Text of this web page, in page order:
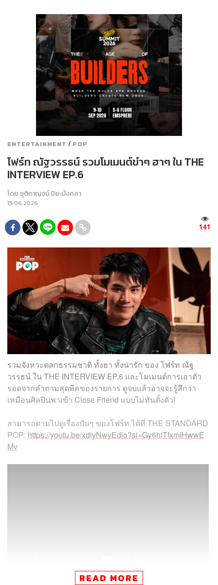
ENTERTAINMENT / POP
โฟร์ท ณัฐวรรธน์ รวมโมเมนต์ขำๆ ฮาๆ ใน THE
INTERVIEW EP.6
โดย ชุติกาญจน์ ปิยะมังคลา
15.06.2026
141
รวมจังหวะตลกธรรมชาติ ทั้งฮา ทั้งน่ารัก ของ โฟร์ท ณัฐ
วรรธน์ ใน THE INTERVIEW EP.6 และโมเมนต์การเอาตัว
รอดจากคำถามสุดพีคของรายการ ดูจบแล้วอาจจะรู้สึกว่า
เหมือนศิลปินพาเข้า Close Friend แบบไม่ทันตั้งตัว!
สามารถตามไปดูเรื่องปั่นๆ ของโฟร์ท ได้ที่ THE STANDARD
POP: https://youtu.be/xdiyNwyEdlo?si=Gy6hiTfxmIHwwE
Mv
READ MORE